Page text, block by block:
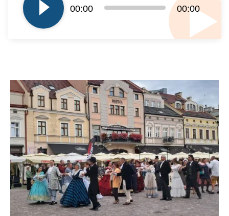
dźwiękowych
00:00 00:00